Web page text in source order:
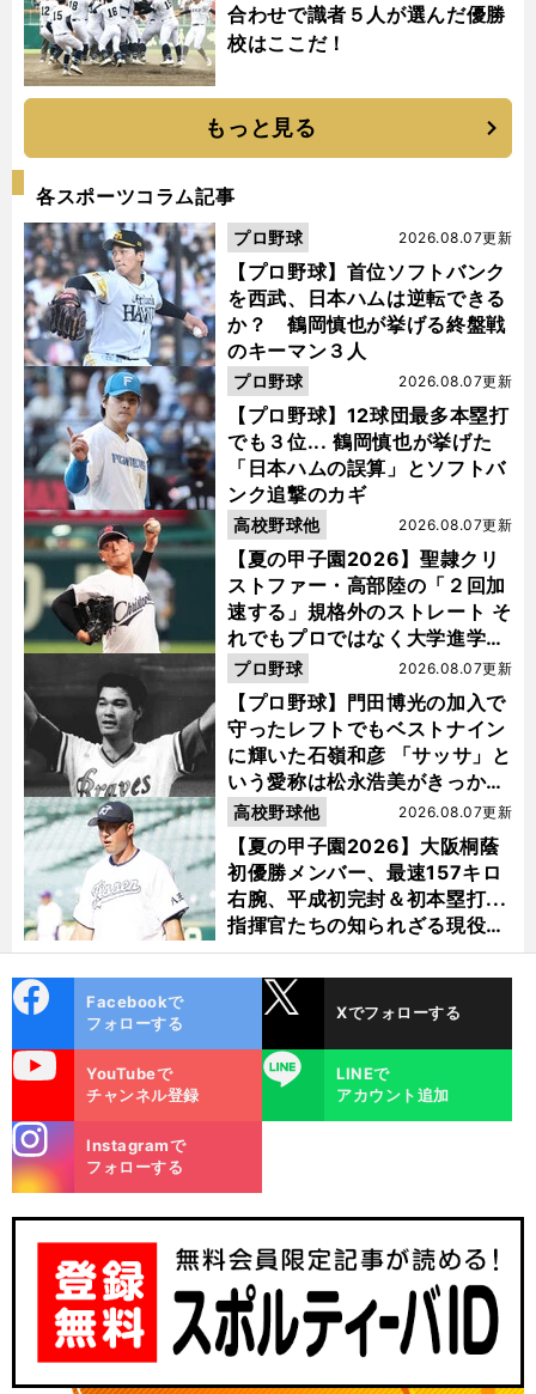
合わせで識者５人が選んだ優勝
校はここだ！
もっと見る
各スポーツコラム記事
【プロ野球】首位ソフトバンク
を西武、日本ハムは逆転できる
か？ 鶴岡慎也が挙げる終盤戦
のキーマン３人
2026.08.07更新
プロ野球
【プロ野球】12球団最多本塁打
でも３位... 鶴岡慎也が挙げた
「日本ハムの誤算」とソフトバ
ンク追撃のカギ
2026.08.07更新
プロ野球
【夏の甲子園2026】聖隷クリ
ストファー・高部陸の「２回加
速する」規格外のストレート そ
れでもプロではなく大学進学を
選ぶ理由
2026.08.07更新
高校野球他
【プロ野球】門田博光の加入で
守ったレフトでもベストナイン
に輝いた石嶺和彦 「サッサ」と
いう愛称は松永浩美がきっか
け？
2026.08.07更新
プロ野球
【夏の甲子園2026】大阪桐蔭
初優勝メンバー、最速157キロ
右腕、平成初完封＆初本塁打...
指揮官たちの知られざる現役時
代
2026.08.07更新
高校野球他
ok
Facebookで
フォローする
Xでフォローする
YouTubeで
チャンネル登録
LINE
LINEで
アカウント追加
m
Instagramで
フォローする